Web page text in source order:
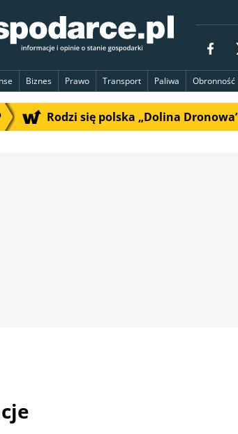
Biznes Prawo Transport Paliwa Obronność
Rodzi się polska „Dolina